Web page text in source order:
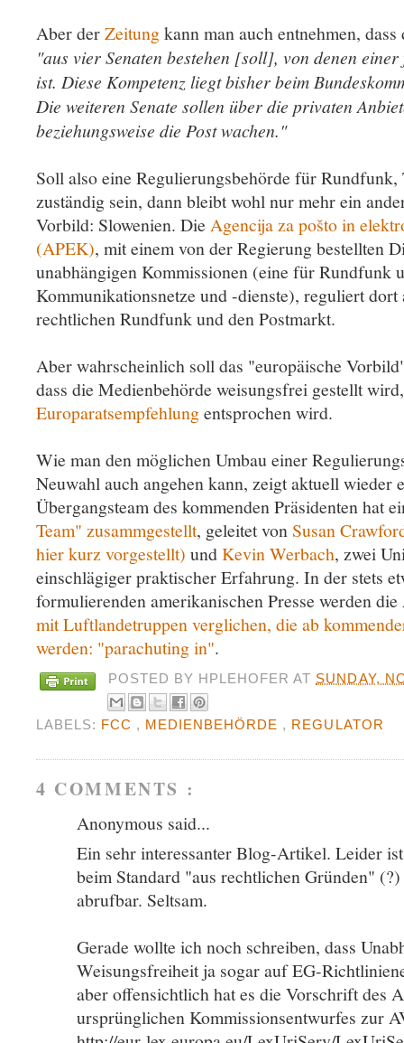
Aber derZeitungkann man auch entnehmen,
"aus vier Senaten bestehen [soll], von denen
ist. Diese Kompetenz liegt bisher beim
Die weiteren Senate sollen über die privaten
beziehungsweise die Post wachen."
Soll also eine Regulierungsbehörde für Rundfunk,
zuständig sein, dann bleibt wohl nur mehr ein
Vorbild: Slowenien. Die Agencija za pošto in
(APEK), mit einem von der Regierung bestellten
unabhängigen Kommissionen (eine für Rundfunk
Kommunikationsnetze und -dienste), reguliert
rechtlichen Rundfunk und den Postmarkt.
Aber wahrscheinlich soll das "europäische
dass die Medienbehörde weisungsfrei gestellt
Europaratsempfehlungentsprochen wird.
Wie man den möglichen Umbau einer
Neuwahl auch angehen kann, zeigt aktuell
Übergangsteam des kommenden Präsidenten hat
Team" zusammgestellt, geleitet vonSusan
hier kurz vorgestellt) undKevin Werbach, zwei
einschlägiger praktischer Erfahrung. In der stets
formulierenden amerikanischen Presse werden
mit Luftlandetruppen verglichen, die ab
werden: "parachuting in".
POSTED BY HPLEHOFERAT SUNDAY,
LABELS: FCC , MEDIENBEHÖRDE , REGULATOR
4 COMMENTS :
Anonymous said...
Ein sehr interessanter Blog-Artikel. Leider
beim Standard "aus rechtlichen Gründen"
abrufbar. Seltsam.
Gerade wollte ich noch schreiben, dass
Weisungsfreiheit ja sogar auf EG-
aber offensichtlich hat es die Vorschrift des
ursprünglichen Kommissionsentwurfes zur